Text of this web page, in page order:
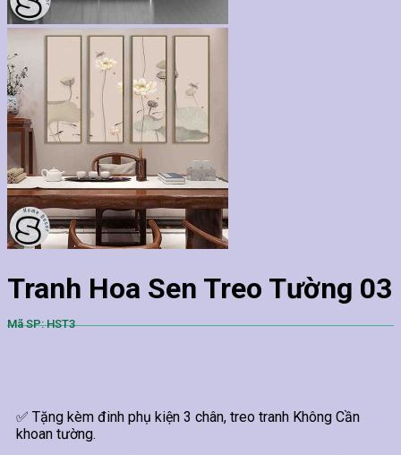
Tranh Hoa Sen Treo Tường 03
Mã SP: HST3
✅ Tặng kèm đinh phụ kiện 3 chân, treo tranh Không Cần
khoan tường.